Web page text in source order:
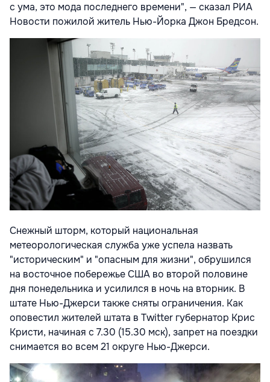
с ума, это мода последнего времени", — сказал РИА
Новости пожилой житель Нью-Йорка Джон Бредсон.
Снежный шторм, который национальная
метеорологическая служба уже успела назвать
"историческим" и "опасным для жизни", обрушился
на восточное побережье США во второй половине
дня понедельника и усилился в ночь на вторник. В
штате Нью-Джерси также сняты ограничения. Как
оповестил жителей штата в Twitter губернатор Крис
Кристи, начиная с 7.30 (15.30 мск), запрет на поездки
снимается во всем 21 округе Нью-Джерси.